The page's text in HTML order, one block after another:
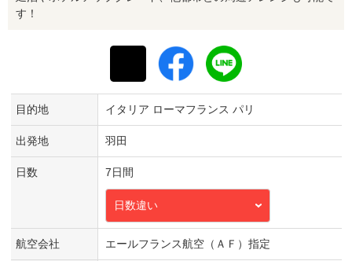
す！
目的地 イタリア ローマフランス パリ
出発地 羽田
日数 7日間
日数違い
航空会社 エールフランス航空（ＡＦ）指定